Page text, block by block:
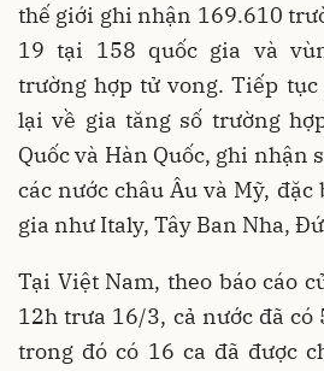
thế giới ghi nhận 169.610
19 tại 158 quốc gia và
trường hợp tử vong. Tiếp
lại về gia tăng số trường
Quốc và Hàn Quốc, ghi nhận
các nước châu Âu và Mỹ,
gia như Italy, Tây Ban Nha,
Tại Việt Nam, theo báo cáo
12h trưa 16/3, cả nước đã có
trong đó có 16 ca đã được